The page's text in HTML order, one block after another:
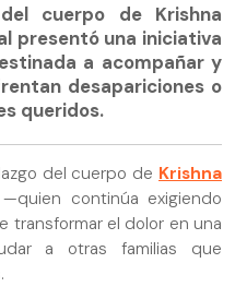
cuerpo de Krishna
presentó una iniciativa
a acompañar y
desapariciones o
queridos.
del cuerpo de Krishna
continúa exigiendo
transformar el dolor en una
a otras familias que